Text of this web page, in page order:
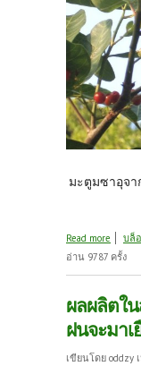
มะตูมซาอุจ
Read more บล็
อ่าน 9787 ครั้ง
ผลผลิตใ
ฝนจะมาเ
เขียนโดย oddzy